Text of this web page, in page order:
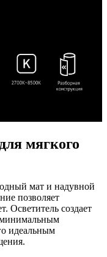
мягкого
мат и надувной
позволяет
Осветитель создает
минимальным
идеальным